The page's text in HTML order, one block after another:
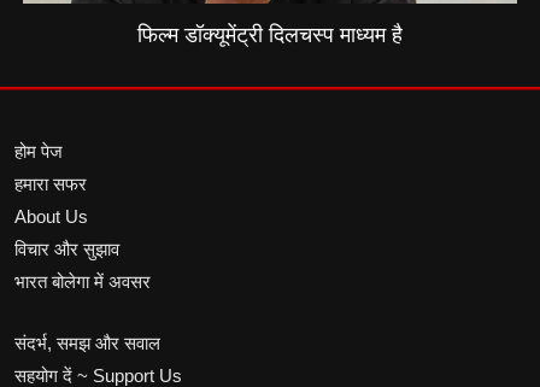
फिल्म डॉक्यूमेंट्री दिलचस्प माध्यम है
होम पेज
हमारा सफर
About Us
विचार और सुझाव
भारत बोलेगा में अवसर
संदर्भ, समझ और सवाल
सहयोग दें ~ Support Us